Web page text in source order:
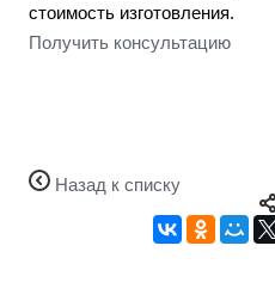
стоимость изготовления.
Получить консультацию
Назад к списку